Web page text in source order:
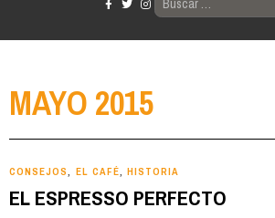
MAYO 2015
CONSEJOS EL CAFÉ HISTORIA
EL ESPRESSO PERFECTO